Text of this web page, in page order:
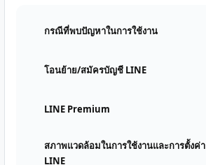
กรณีที่พบปัญหาในการใช้งาน
โอนย้าย/สมัครบัญชี LINE
LINE Premium
สภาพแวดล้อมในการใช้งานและการตั้งค่า
LINE